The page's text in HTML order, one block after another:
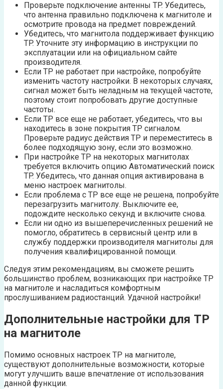
Проверьте подключение антенны TP. Убедитесь,
что антенна правильно подключена к магнитоле и
осмотрите провода на предмет повреждений.
Убедитесь, что магнитола поддерживает функцию
TP. Уточните эту информацию в инструкции по
эксплуатации или на официальном сайте
производителя.
Если TP не работает при настройке, попробуйте
изменить частоту настройки. В некоторых случаях,
сигнал может быть неладным на текущей частоте,
поэтому стоит попробовать другие доступные
частоты.
Если TP все еще не работает, убедитесь, что вы
находитесь в зоне покрытия TP сигналом.
Проверьте радиус действия TP и переместитесь в
более подходящую зону, если это возможно.
При настройке TP на некоторых магнитолах
требуется включить опцию Автоматический поиск
TP. Убедитесь, что данная опция активирована в
меню настроек магнитолы.
Если проблема с TP все еще не решена, попробуйте
перезагрузить магнитолу. Выключите ее,
подождите несколько секунд и включите снова.
Если ни одно из вышеперечисленных решений не
помогло, обратитесь в сервисный центр или в
службу поддержки производителя магнитолы для
получения квалифицированной помощи.
Следуя этим рекомендациям, вы сможете решить
большинство проблем, возникающих при настройке TP
на магнитоле и насладиться комфортным
прослушиванием радиостанций. Удачной настройки!
Дополнительные настройки для TP
на магнитоле
Помимо основных настроек TP на магнитоле,
существуют дополнительные возможности, которые
могут улучшить ваше впечатление от использования
данной функции.